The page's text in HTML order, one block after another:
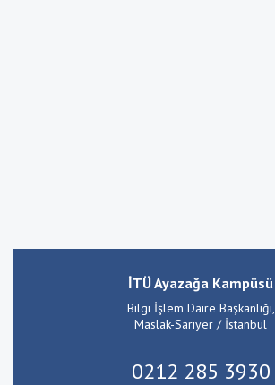
İTÜ Ayazağa Kampüsü
Bilgi İşlem Daire Başkanlığı,
Maslak-Sarıyer / İstanbul
0212 285 3930